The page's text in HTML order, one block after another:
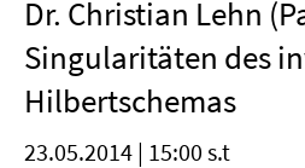
Dr. Christian Lehn
Singularitäten des
Hilbertschemas
23.05.2014 | 15:00 s.t